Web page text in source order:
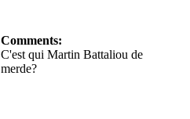
Comments:
C'est qui Martin Battaliou de
merde?